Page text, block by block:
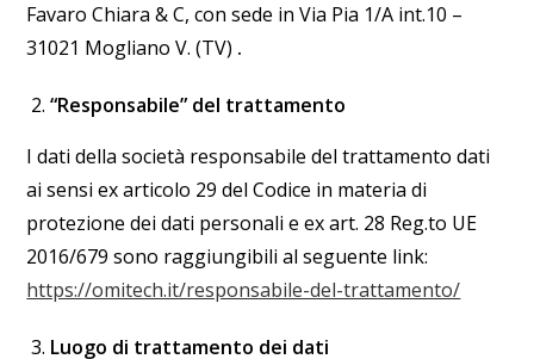
Favaro Chiara & C, con sede in Via Pia 1/A int.10 –
31021 Mogliano V. (TV) .
“Responsabile” del trattamento
I dati della società responsabile del trattamento dati
ai sensi ex articolo 29 del Codice in materia di
protezione dei dati personali e ex art. 28 Reg.to UE
2016/679 sono raggiungibili al seguente link:
https://omitech.it/responsabile-del-trattamento/
Luogo di trattamento dei dati